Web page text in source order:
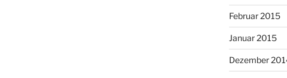
Februar 2015
Januar 2015
Dezember